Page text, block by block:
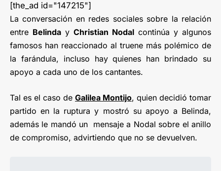
[the_ad id="147215"]
La conversación en redes sociales sobre la relación
entre Belinda y Christian Nodal continúa y algunos
famosos han reaccionado al truene más polémico de
la farándula, incluso hay quienes han brindado su
apoyo a cada uno de los cantantes.
Tal es el caso de Galilea Montijo, quien decidió tomar
partido en la ruptura y mostró su apoyo a Belinda,
además le mandó un mensaje a Nodal sobre el anillo
de compromiso, advirtiendo que no se devuelven.